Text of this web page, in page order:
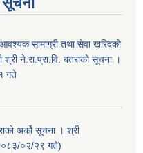
सामाग्री तथा सेवा खरिदको
श्री ने.रा.प्रा.वि. बतराको सूचना ।
गते
अर्को सूचना । श्री
०२/२९ गते)